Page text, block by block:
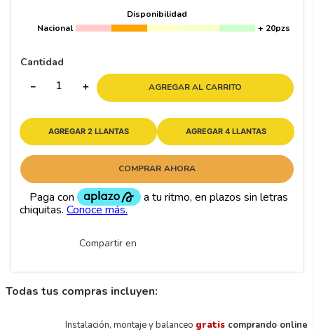
Disponibilidad
Nacional
+ 20pzs
Cantidad
＋
－ AGREGAR AL CARRITO
AGREGAR 2 LLANTAS AGREGAR 4 LLANTAS
COMPRAR AHORA
Compartir en
Todas tus compras incluyen:
Instalación, montaje y balanceo gratis comprando online